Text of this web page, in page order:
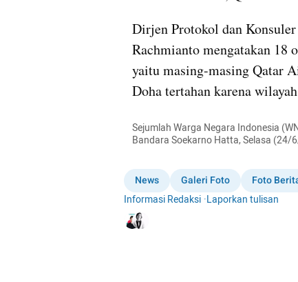
Dirjen Protokol dan
Rachmianto mengatakan 18
yaitu masing-masing Qatar
Doha tertahan karena
Sejumlah Warga Negara Indonesia
Bandara Soekarno Hatta, Selasa (24/
News Galeri Foto Foto
Informasi Redaksi ·Laporkan tulisan